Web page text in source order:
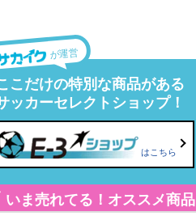
が運営
こだけの特別な商品がある
ッカーセレクトショップ！
はこちら
いま売れてる！オススメ商品